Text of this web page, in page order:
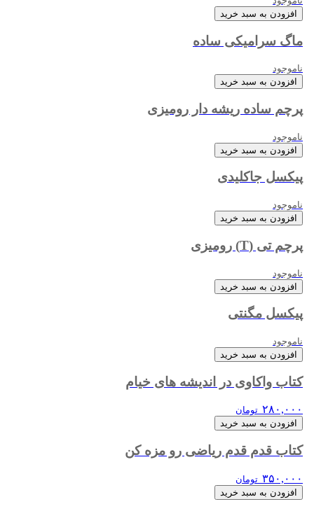
افزودن به سبد خرید
ماگ سرامیکی ساده
ناموجود
افزودن به سبد خرید
پرچم ساده ریشه دار رومیزی
ناموجود
افزودن به سبد خرید
پیکسل جاکلیدی
ناموجود
افزودن به سبد خرید
پرچم تی (T) رومیزی
ناموجود
افزودن به سبد خرید
پیکسل مگنتی
ناموجود
افزودن به سبد خرید
کتاب واکاوی در اندیشه های خیام
۲۸۰,۰۰۰ تومان
افزودن به سبد خرید
کتاب قدم قدم ریاضی رو مزه کن
۳۵۰,۰۰۰ تومان
افزودن به سبد خرید